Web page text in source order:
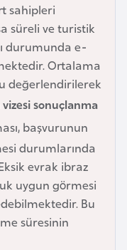
sahipleri
süreli ve turistik
durumunda e-
Ortalama
değerlendirilerek
sonuçlanma
başvurunun
durumlarında
evrak ibraz
uygun görmesi
Bu
süresinin